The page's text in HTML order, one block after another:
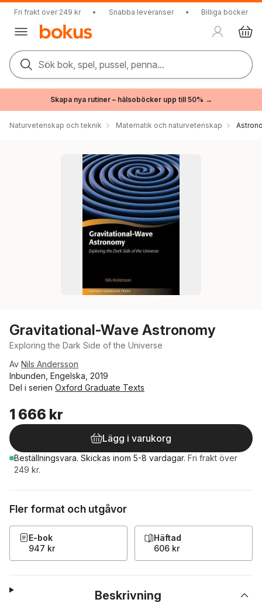
Fri frakt över 249 kr • Snabba leveranser • Billiga böcker
Sök bok, spel, pussel, penna...
Skapa nya rutiner – hälsoböcker upp till 50% →
Naturvetenskap och teknik Matematik och naturvetenskap
Gravitational-Wave Astronomy
Exploring the Dark Side of the Universe
Av Nils Andersson
Inbunden, Engelska, 2019
Del i serien Oxford Graduate Texts
1 666 kr
Lägg i varukorg
Beställningsvara. Skickas inom 5-8 vardagar. Fri frakt över
249 kr.
Fler format och utgåvor
E-bok
947 kr
Häftad
606 kr
Beskrivning